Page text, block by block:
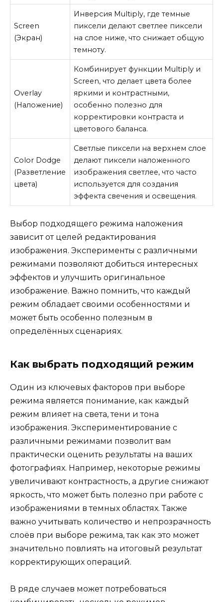
Screen
(Экран)
Инверсия Multiply, где темные
пиксели делают светлее пиксели
на слое ниже, что снижает общую
темноту.
Overlay
(Наложение)
Комбинирует функции Multiply и
Screen, что делает цвета более
яркими и контрастными,
особенно полезно для
корректировки контраста и
цветового баланса.
Color Dodge
(Разветление
цвета)
Светлые пиксели на верхнем слое
делают пиксели наложенного
изображения светлее, что часто
используется для создания
эффекта свечения и освещения.
Выбор подходящего режима наложения
зависит от целей редактирования
изображения. Эксперименты с различными
режимами позволяют добиться интересных
эффектов и улучшить оригинальное
изображение. Важно помнить, что каждый
режим обладает своими особенностями и
может быть особенно полезным в
определённых сценариях.
Как выбрать подходящий режим
Один из ключевых факторов при выборе
режима является понимание, как каждый
режим влияет на света, тени и тона
изображения. Экспериментирование с
различными режимами позволит вам
практически оценить результаты на ваших
фотографиях. Например, некоторые режимы
увеличивают контрастность, а другие снижают
яркость, что может быть полезно при работе с
изображениями в темных областях. Также
важно учитывать количество и непрозрачность
слоёв при выборе режима, так как это может
значительно повлиять на итоговый результат
корректирующих операций.
В ряде случаев может потребоваться